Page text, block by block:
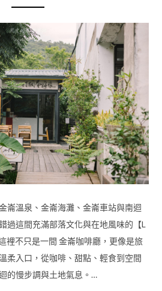
崙溫泉、金崙海灘、金崙車站與南迴
過這間充滿部落文化與在地風味的【L
裡不只是一間 金崙咖啡廳，更像是旅
柔入口，從咖啡、甜點、輕食到空間
的慢步調與土地氣息。…